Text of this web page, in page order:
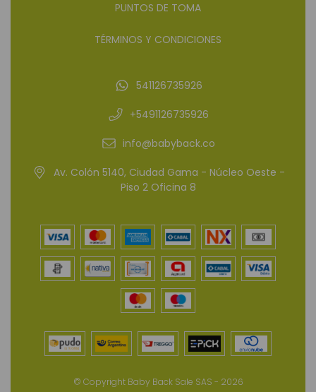
PUNTOS DE TOMA
TÉRMINOS Y CONDICIONES
541126735926
+5491126735926
info@babyback.co
Av. Colón 5140, Ciudad Gama - Núcleo Oeste -
Piso 2 Oficina 8
© Copyright Baby Back Sale SAS - 2026